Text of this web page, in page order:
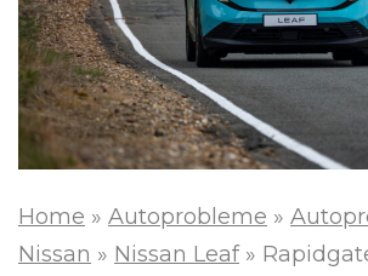
Home » Autoprobleme »
Nissan » Nissan Leaf»